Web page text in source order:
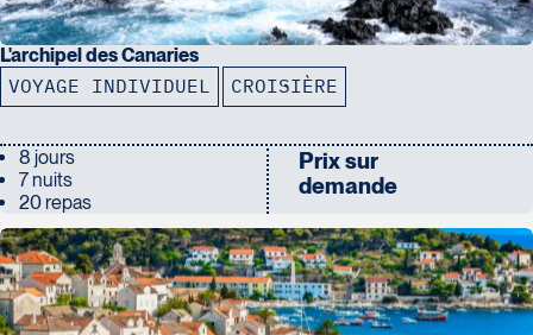
L'archipel des Canaries
VOYAGE INDIVIDUEL CROISIÈRE
8 jours
7 nuits
20 repas
Prix sur
demande